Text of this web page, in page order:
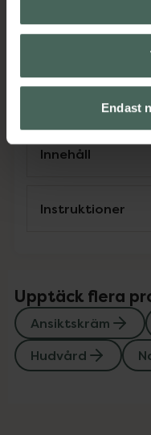
Endast
Ansiktskräm
Innehåll
Instruktioner
Upptäck flera
Ansiktskräm
Hudvård